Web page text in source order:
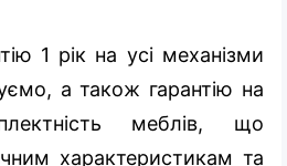
1 рік на усі механізми
а також гарантію на
меблів, що
характеристикам та